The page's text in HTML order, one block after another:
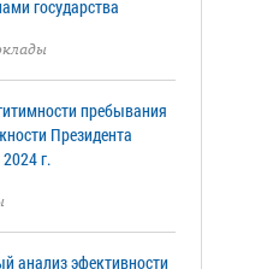
государства
пребывания
Президента
г.
анализ эфективности